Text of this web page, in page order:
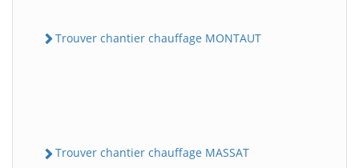
Trouver chantier chauffage MONTAUT
Trouver chantier chauffage MASSAT